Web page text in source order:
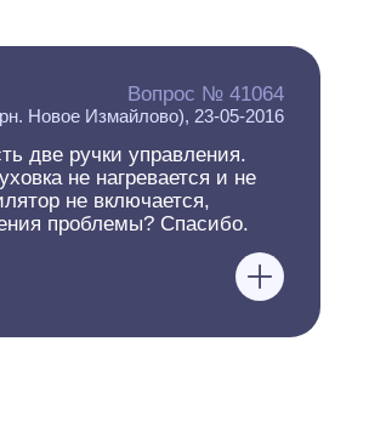
Вопрос № 41064
Новое Измайлово), 23-05-2016
две ручки управления.
не нагревается и не
не включается,
проблемы? Спасибо.